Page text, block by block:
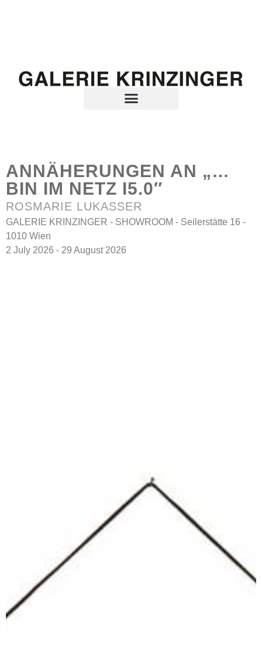
ANNÄHERUNGEN AN „…
BIN IM NETZ I5.0″
ROSMARIE LUKASSER
GALERIE KRINZINGER - SHOWROOM - Seilerstätte 16 -
1010 Wien
2 July 2026 - 29 August 2026